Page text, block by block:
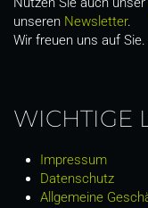
unseren Newsletter.
Wir freuen uns auf Sie.
WICHTIGE
Impressum
Datenschutz
Allgemeine